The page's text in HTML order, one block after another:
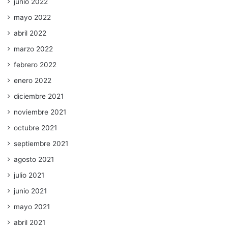
mayo 2022
abril 2022
marzo 2022
febrero 2022
enero 2022
diciembre 2021
noviembre 2021
octubre 2021
septiembre 2021
agosto 2021
julio 2021
junio 2021
mayo 2021
abril 2021